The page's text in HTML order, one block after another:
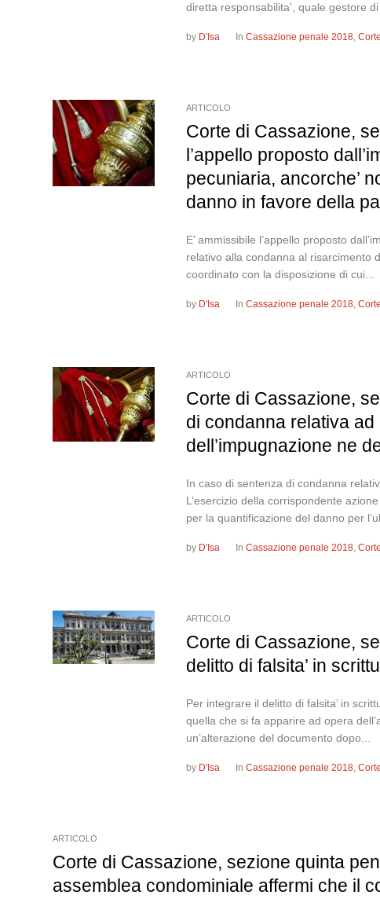
diretta responsabilita’, quale gestore
by D'Isa InCassazione penale 2018,
ARTICOLO
Corte di Cassazione,
l’appello proposto
pecuniaria, ancorche’
danno in favore della
E’ ammissibile l’appello proposto
relativo alla condanna al risarcimento
coordinato con la disposizione di cui...
by D'Isa InCassazione penale 2018,
ARTICOLO
Corte di Cassazione,
di condanna relativa
dell’impugnazione ne
In caso di sentenza di condanna
L’esercizio della corrispondente
per la quantificazione del danno per
by D'Isa InCassazione penale 2018,
ARTICOLO
Corte di Cassazione,
delitto di falsita’ in
Per integrare il delitto di falsita’ in
quella che si fa apparire ad opera
un’alterazione del documento dopo...
by D'Isa InCassazione penale 2018,
ARTICOLO
Corte di Cassazione, sezione quinta
assemblea condominiale affermi che il